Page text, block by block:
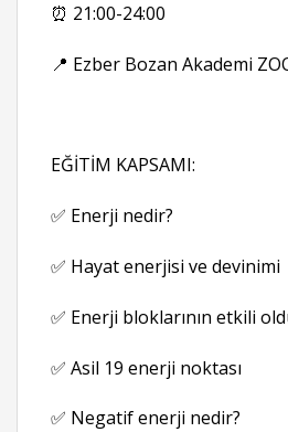
⏰ 21:00-24:00
📍 Ezber Bozan Akademi
EĞİTİM KAPSAMI:
✅ Enerji nedir?
✅ Hayat enerjisi ve devinimi
✅ Enerji bloklarının etkili
✅ Asil 19 enerji noktası
✅ Negatif enerji nedir?